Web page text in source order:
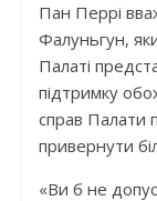
Пан Перрі
Фалуньгун,
Палаті
підтримку
справ Палати
привернути
«Ви б не